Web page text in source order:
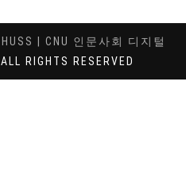
HUSS | CNU 인문사회 디지털
ALL RIGHTS RESERVED